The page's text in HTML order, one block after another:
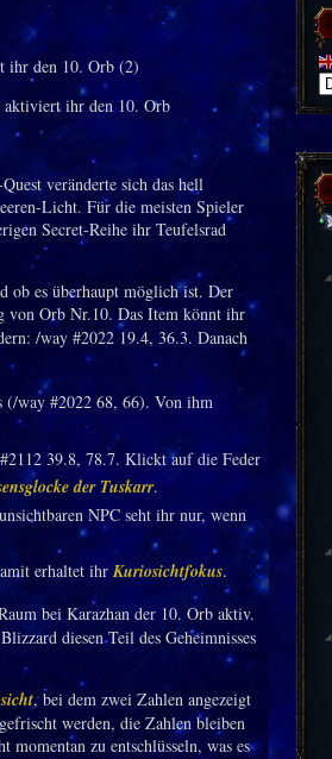
aktiviert ihr den 10. Orb
veränderte sich das hell
Licht. Für die meisten Spieler
Secret-Reihe ihr Teufelsrad
ob es überhaupt möglich ist. Der
von Orb Nr.10. Das Item könnt ihr
/way #2022 19.4, 36.3. Danach
(/way #2022 68, 66). Von ihm
39.8, 78.7. Klickt auf die Feder
der Tuskarr.
NPC seht ihr nur, wenn
erhaltet ihrKuriosichtfokus.
bei Karazhan der 10. Orb aktiv.
diesen Teil des Geheimnisses
, bei dem zwei Zahlen angezeigt
werden, die Zahlen bleiben
zu entschlüsseln, was es